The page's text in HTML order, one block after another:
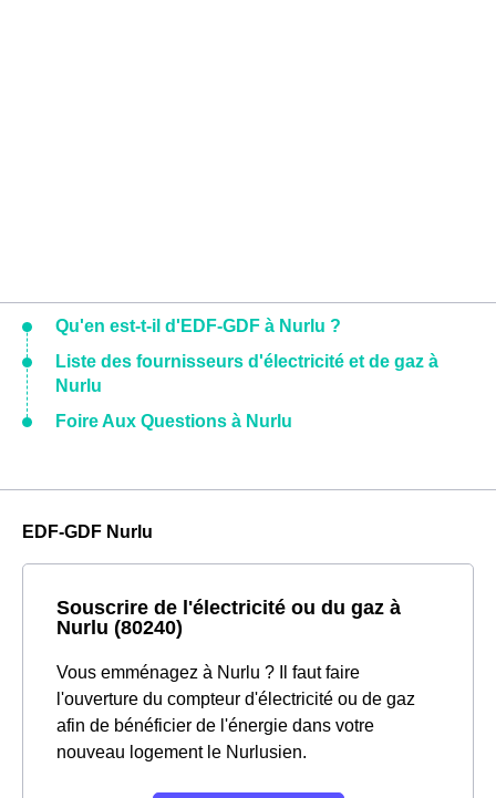
Qu'en est-t-il d'EDF-GDF à Nurlu ?
Liste des fournisseurs d'électricité et de gaz à
Nurlu
Foire Aux Questions à Nurlu
EDF-GDF Nurlu
Souscrire de l'électricité ou du gaz à
Nurlu (80240)
Vous emménagez à Nurlu ? Il faut faire
l'ouverture du compteur d'électricité ou de gaz
afin de bénéficier de l'énergie dans votre
nouveau logement le Nurlusien.